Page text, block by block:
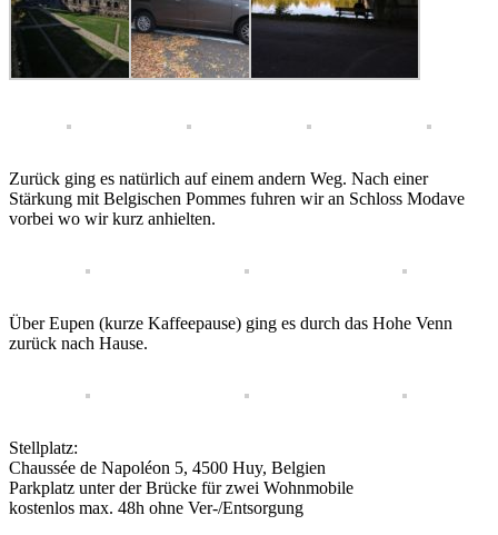
Zurück ging es natürlich auf einem andern Weg. Nach einer
Stärkung mit Belgischen Pommes fuhren wir an Schloss Modave
vorbei wo wir kurz anhielten.
Über Eupen (kurze Kaffeepause) ging es durch das Hohe Venn
zurück nach Hause.
Stellplatz:
Chaussée de Napoléon 5, 4500 Huy, Belgien
Parkplatz unter der Brücke für zwei Wohnmobile
kostenlos max. 48h ohne Ver-/Entsorgung